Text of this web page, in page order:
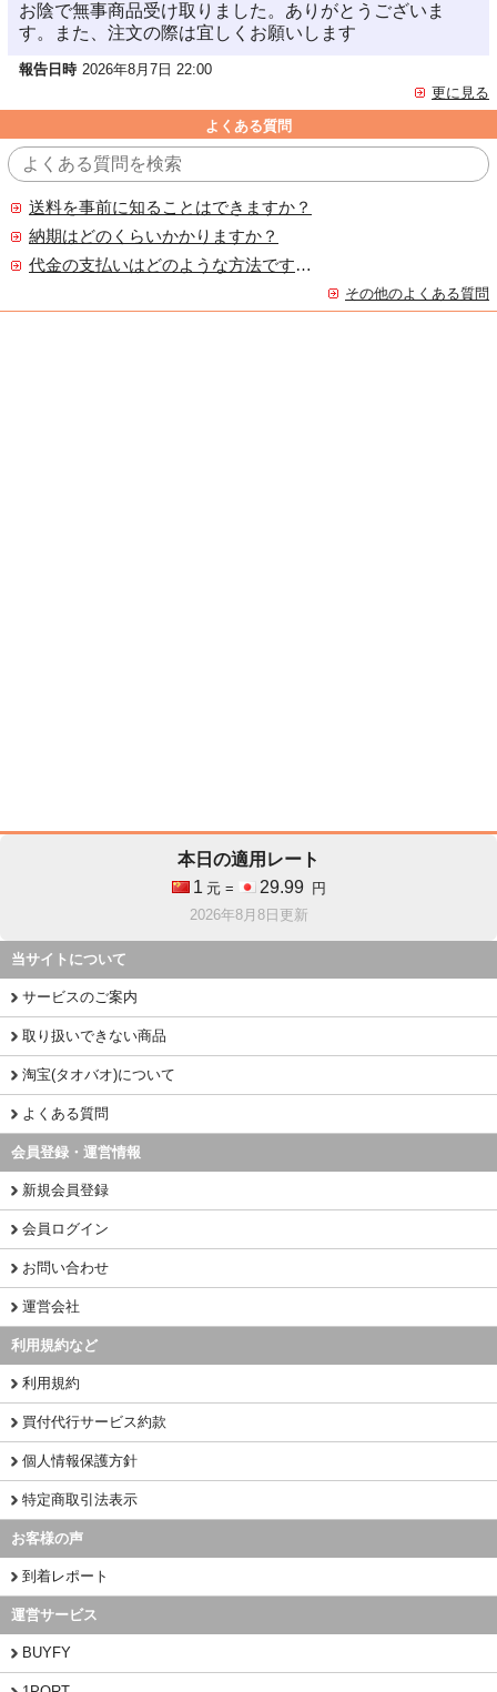
お陰で無事商品受け取りました。ありがとうございま
す。また、注文の際は宜しくお願いします
報告日時 2026年8月7日 22:00
更に見る
よくある質問
送料を事前に知ることはできますか？
納期はどのくらいかかりますか？
代金の支払いはどのような方法ですか？
その他のよくある質問
本日の適用レート
1 元 = 29.99
円
2026年8月8日更新
当サイトについて
サービスのご案内
取り扱いできない商品
淘宝(タオバオ)について
よくある質問
会員登録・運営情報
新規会員登録
会員ログイン
お問い合わせ
運営会社
利用規約など
利用規約
買付代行サービス約款
個人情報保護方針
特定商取引法表示
お客様の声
到着レポート
運営サービス
BUYFY